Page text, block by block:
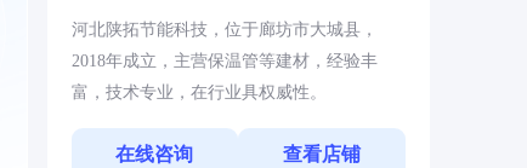
河北陕拓节能科技，位于廊坊市大城县，
2018年成立，主营保温管等建材，经验丰
富，技术专业，在行业具权威性。
在线咨询 查看店铺